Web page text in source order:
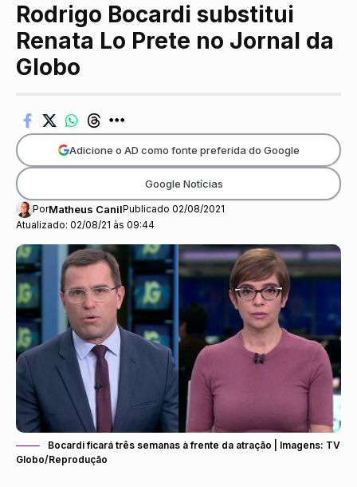
Rodrigo Bocardi substitui
Renata Lo Prete no Jornal da
Globo
Atualizado: 02/08/21 às 09:44
PorMatheus CanilPublicado 02/08/2021
Adicione o AD como fonte preferida do Google
Google Notícias
Bocardi ficará três semanas à frente da atração | Imagens: TV
Globo/Reprodução